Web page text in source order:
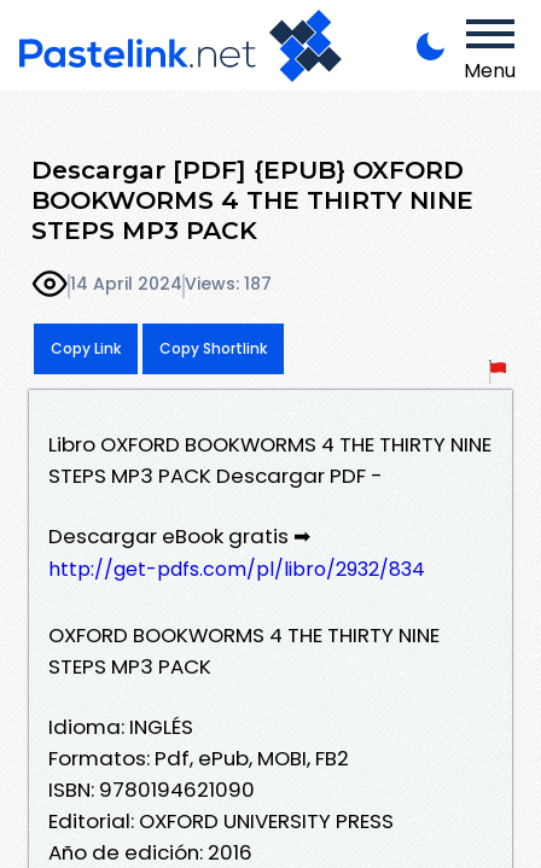
Menu
Descargar [PDF] {EPUB} OXFORD
BOOKWORMS 4 THE THIRTY NINE
STEPS MP3 PACK
14 April 2024Views: 187
Copy Link Copy Shortlink
Libro OXFORD BOOKWORMS 4 THE THIRTY NINE
STEPS MP3 PACK Descargar PDF -
Descargar eBook gratis ➡
http://get-pdfs.com/pl/libro/2932/834
OXFORD BOOKWORMS 4 THE THIRTY NINE
STEPS MP3 PACK
Idioma: INGLÉS
Formatos: Pdf, ePub, MOBI, FB2
ISBN: 9780194621090
Editorial: OXFORD UNIVERSITY PRESS
Año de edición: 2016